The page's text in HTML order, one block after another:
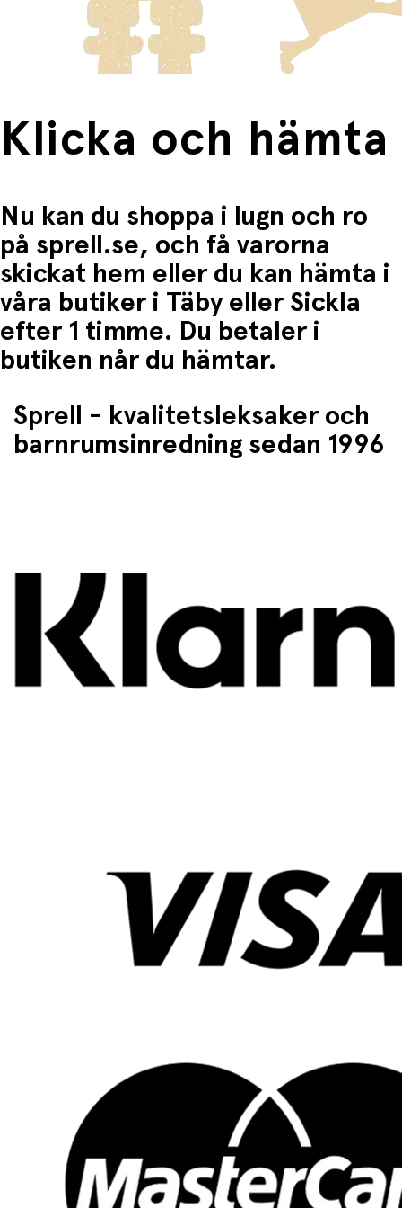
Fri frakt när du handlar för mer än 1500:-
Klicka och hämta
Nu kan du shoppa i lugn och ro
på sprell.se, och få varorna
skickat hem eller du kan hämta i
våra butiker i Täby eller Sickla
efter 1 timme. Du betaler i
butiken når du hämtar.
Sprell - kvalitetsleksaker och
barnrumsinredning sedan 1996